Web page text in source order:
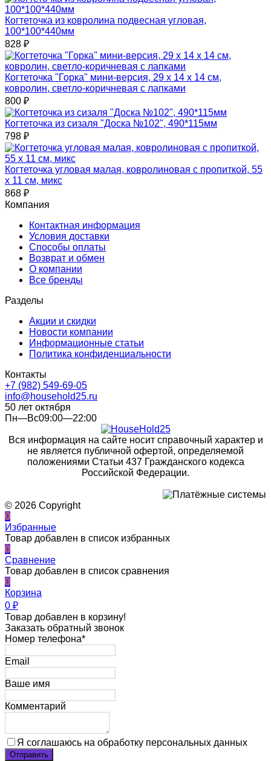
Когтеточка из ковролина подвесная угловая,
100*100*440мм
828 ₽
Когтеточка "Горка" мини-версия, 29 х 14 х 14 см,
ковролин, светло-коричневая с лапками
800 ₽
Когтеточка из сизаля "Доска №102", 490*115мм
798 ₽
Когтеточка угловая малая, ковролиновая с пропиткой, 55
х 11 см, микс
868 ₽
Компания
Контактная информация
Условия доставки
Способы оплаты
Возврат и обмен
О компании
Все бренды
Разделы
Акции и скидки
Новости компании
Информационные статьи
Политика конфиденциальности
Контакты
+7 (982) 549-69-05
info@household25.ru
50 лет октября
Пн—Вс09:00—22:00
Вся информация на сайте носит справочный характер и
не является публичной офертой, определяемой
положениями Статьи 437 Гражданского кодекса
Российской Федерации.
© 2026 Copyright
0
Избранные
Товар добавлен в список избранных
0
Сравнение
Товар добавлен в список сравнения
0
Корзина
0 ₽
Товар добавлен в корзину!
Заказать обратный звонок
Номер телефона*
Email
Ваше имя
Комментарий
Я соглашаюсь на обработку персональных данных